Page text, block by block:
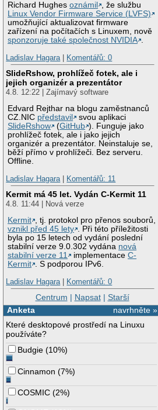
Richard Hughesoznámil
, že službu
Linux Vendor Firmware Service (LVFS)
umožňující aktualizovat firmware
zařízení na počítačích s Linuxem, nově
sponzoruje také společnost NVIDIA .
Ladislav Hagara| Komentářů: 0
SlideRshow, prohlížeč fotek, ale i
jejich organizér a prezentátor
4.8. 12:22 | Zajímavý software
Edvard Rejthar na blogu zaměstnanců
CZ.NIC představil
svou aplikaci
SlideRshow
(GitHub ). Funguje jako
prohlížeč fotek, ale i jako jejich
organizér a prezentátor. Neinstaluje se,
běží přímo v prohlížeči. Bez serveru.
Offline.
Ladislav Hagara| Komentářů: 11
Kermit má 45 let. Vydán C-Kermit 11
4.8. 11:44 | Nová verze
Kermit , tj. protokol pro přenos souborů,
vznikl před 45 lety . Při této příležitosti
byla po 15 letech od vydání poslední
stabilní verze 9.0.302 vydána nová
stabilní verze 11
implementaceC-
Kermit . S podporou IPv6.
Ladislav Hagara| Komentářů: 0
Centrum | Napsat| Starší
navrhněte »
Anketa
Které desktopové prostředí na Linuxu
používáte?
Budgie (10%)
Cinnamon (7%)
COSMIC (2%)